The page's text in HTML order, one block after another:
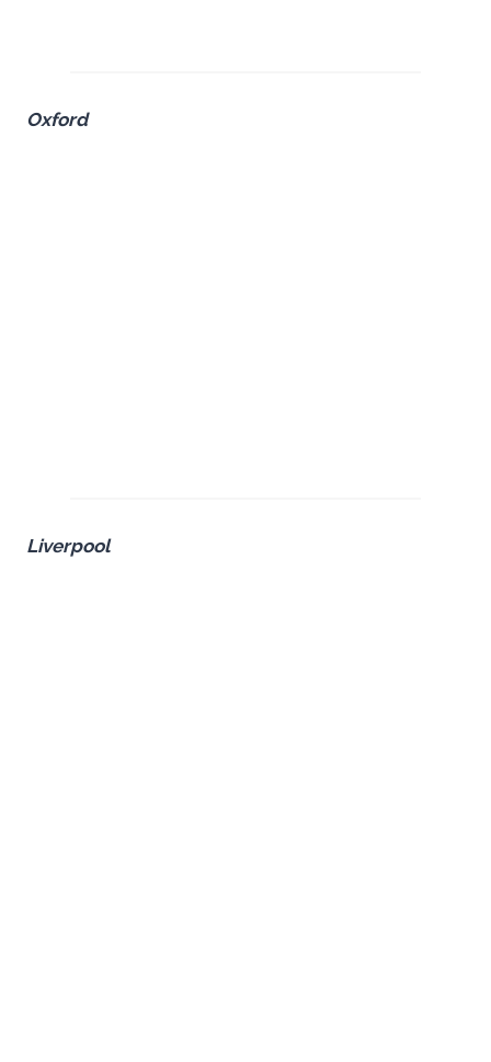
Oxford
Liverpool